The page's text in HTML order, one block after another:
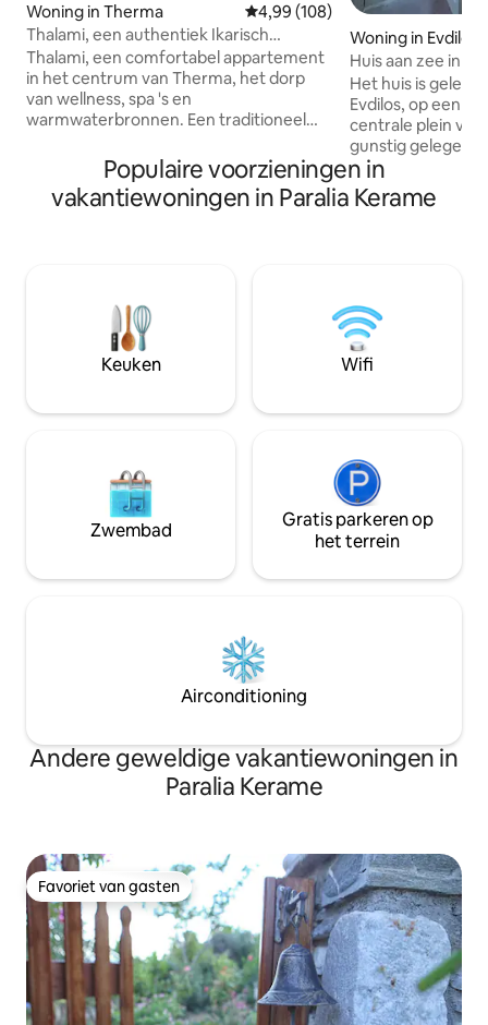
Woning in Therma Gemiddelde beoordeling van
4,99 (108)
Thalami, een authentiek Ikarisch
appartement vlakbij het strand
Thalami, een comfortabel appartement
in het centrum van Therma, het dorp
van wellness, spa 's en
warmwaterbronnen. Een traditioneel
steenworp afstand van het strand,
volledig gerenoveerd, rond tavernes en
cafés. Een adem verwijderd van de
ontspannende vakantie, wachtend om
je op de beste manier te ontvangen, de
beroemde Ikarian manier van leven en
een lang leven.
Woning in Evdilos
Huis aan zee in
Het huis is
Evdilos, op een
centrale plein
gunstig gelegen
restaurants,
Het huis heeft
van 46 m² en
Het is geschikt
gasten, ideaal
en twee
een prachtig
Populaire voorzieningen in
vakantiewoningen in Paralia Kerame
Keuken Wifi
Zwembad
Gratis parkeren op
het terrein
Airconditioning
Andere geweldige vakantiewoningen in
Paralia Kerame
Favoriet van gasten
Favoriet van gasten